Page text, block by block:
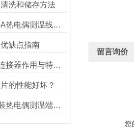
洗和储存方法
深入探讨OMEGA热电偶测温线的制作工艺
缺点指南
OMEGA热电偶连接器作用与特点是什么？
的性能好坏？
美国OMEGA铠装热电偶测温端的三种接合方式
留言询价
您